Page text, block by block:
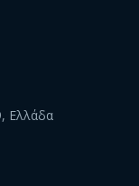
Ελλάδα